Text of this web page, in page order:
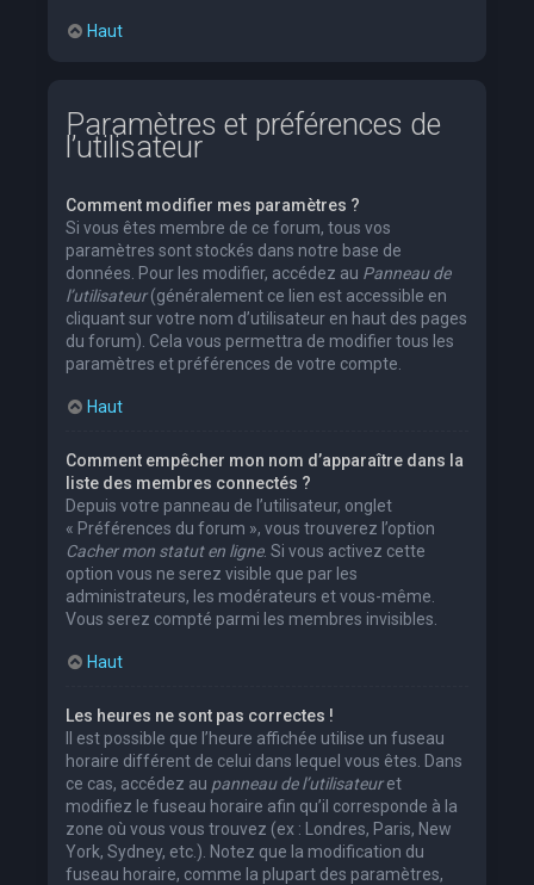
Haut
Paramètres et préférences de
l’utilisateur
Comment modifier mes paramètres ?
Si vous êtes membre de ce forum, tous vos
paramètres sont stockés dans notre base de
données. Pour les modifier, accédez au Panneau de
l’utilisateur(généralement ce lien est accessible en
cliquant sur votre nom d’utilisateur en haut des pages
du forum). Cela vous permettra de modifier tous les
paramètres et préférences de votre compte.
Haut
Comment empêcher mon nom d’apparaître dans la
liste des membres connectés ?
Depuis votre panneau de l’utilisateur, onglet
« Préférences du forum », vous trouverez l’option
Cacher mon statut en ligne. Si vous activez cette
option vous ne serez visible que par les
administrateurs, les modérateurs et vous-même.
Vous serez compté parmi les membres invisibles.
Haut
Les heures ne sont pas correctes !
Il est possible que l’heure affichée utilise un fuseau
horaire différent de celui dans lequel vous êtes. Dans
ce cas, accédez au panneau de l’utilisateuret
modifiez le fuseau horaire afin qu’il corresponde à la
zone où vous vous trouvez (ex : Londres, Paris, New
York, Sydney, etc.). Notez que la modification du
fuseau horaire, comme la plupart des paramètres,